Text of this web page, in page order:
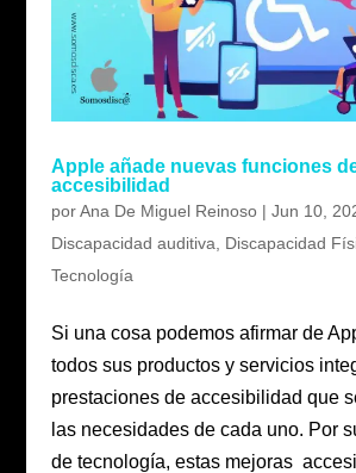
Apple añade nuevas funciones
accesibilidad
porAna De Miguel Reinoso| Jun 10,
Discapacidad auditiva
Discapacidad
Tecnología
Si una cosa podemos afirmar de
todos sus productos y servicios
prestaciones de accesibilidad que
las necesidades de cada uno. Por
de tecnología, estas mejoras